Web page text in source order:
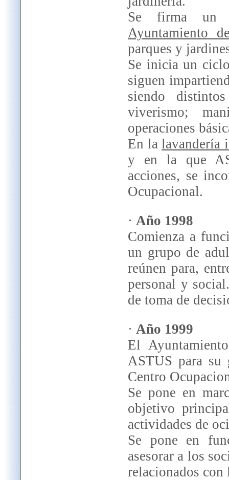
Se firma
Ayuntamiento
parques y
Se inicia un
siguen
siendo
viverismo;
operaciones
En lalavandería
y en la que
acciones, se
Ocupacional.
· Año 1998
Comienza a
un grupo de
reúnen para,
personal y
de toma de
· Año 1999
El
ASTUS para
Centro
Se pone en
objetivo
actividades de
Se pone en
asesorar a los
relacionados con